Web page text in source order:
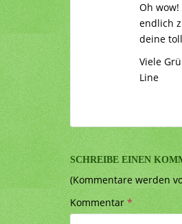
Oh
endlich
deine
Viele
Line
SCHREIBE EINEN
(Kommentare werden
Kommentar*